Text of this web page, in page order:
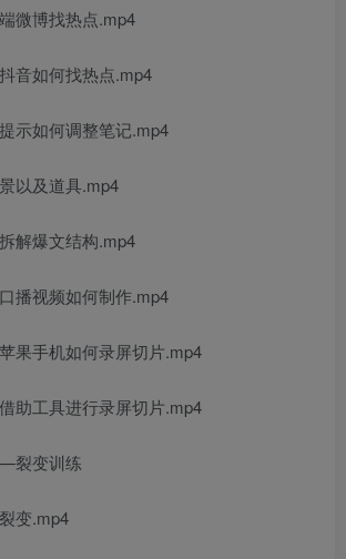
微博找热点.mp4
音如何找热点.mp4
示如何调整笔记.mp4
以及道具.mp4
解爆文结构.mp4
播视频如何制作.mp4
果手机如何录屏切片.mp4
助工具进行录屏切片.mp4
裂变训练
变.mp4